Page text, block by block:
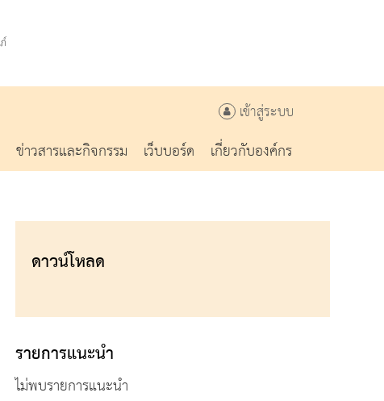
เข้าสู่ระบบ
ข่าวสารและกิจกรรม เว็บบอร์ด
เกี่ยวกับองค์กร
ดาวน์โหลด
รายการแนะนำ
ไม่พบรายการแนะนำ